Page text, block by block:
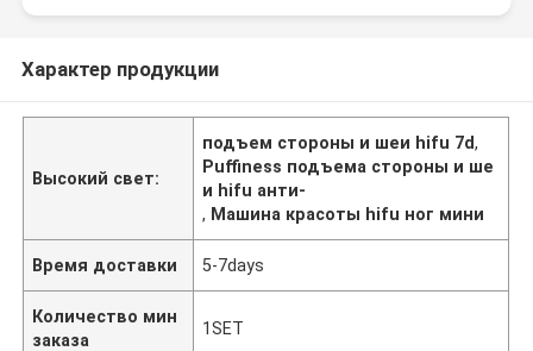
Характер продукции
Высокий свет:
подъем стороны и шеи hifu 7d,
Puffiness подъема стороны и ше
и hifu анти-
, Машина красоты hifu ног мини
Время доставки 5-7days
Количество мин
заказа
1SET